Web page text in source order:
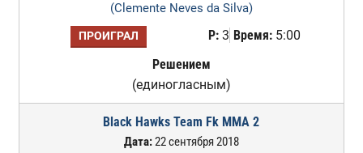
(Clemente Neves da Silva)
ПРОИГРАЛ Р:3 Время:5:00
Решением
(единогласным)
Black Hawks Team Fk MMA 2
Дата:22 сентября 2018